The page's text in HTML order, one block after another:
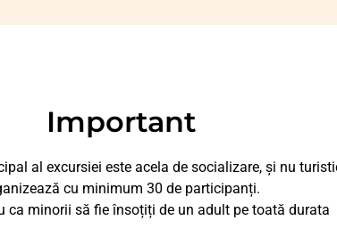
Important
al excursiei este acela de socializare, și nu
cu minimum 30 de participanți.
ca minorii să fie însoțiți de un adult pe toată durata